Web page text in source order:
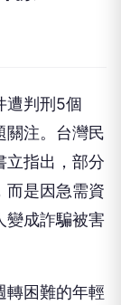
遭判刑5個
關注。台灣民
立指出，部分
而是因急需資
變成詐騙被害
轉困難的年輕